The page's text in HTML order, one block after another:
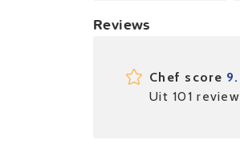
Reviews
Chef score
Uit 101